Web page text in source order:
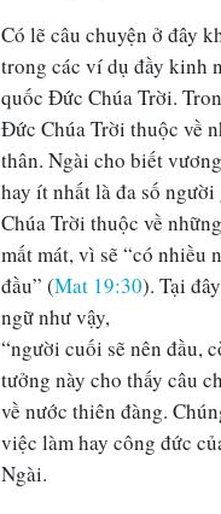
Có lẽ câu chuyện ở đây
trong các ví dụ đầy kinh
quốc Đức Chúa Trời.
Đức Chúa Trời thuộc về
thân. Ngài cho biết
hay ít nhất là đa số người
Chúa Trời thuộc về
mất mát, vì sẽ “có nhiều
đầu” (Mat 19:30). Tại
ngữ như vậy,
“người cuối sẽ nên đầu,
tưởng này cho thấy câu
về nước thiên đàng.
việc làm hay công đức
Ngài.